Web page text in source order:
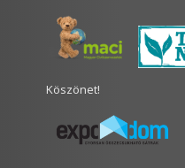
Köszönet!